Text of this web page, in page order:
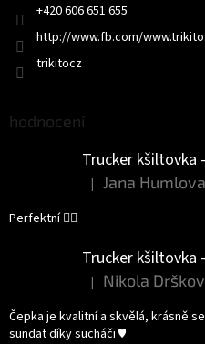
+420 606 651 655
http://www.fb.com/
trikitocz
hodnocení
Trucker kšiltovka
Hodnocení produktu
| Jana Humlova
Perfektní 👌🏻
Trucker kšiltovka
Hodnocení produktu
| Nikola
Čepka je kvalitní a skvělá, krásně
sundat díky sucháči ♥️